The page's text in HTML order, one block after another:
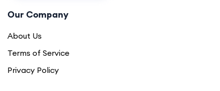
Our Company
About Us
Terms of Service
Privacy Policy